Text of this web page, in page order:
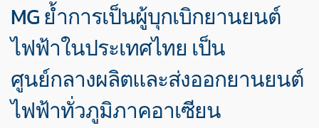
MG ย้ำการเป็นผู้บุกเบิกยานยนต์
ไฟฟ้าในประเทศไทย เป็น
ศูนย์กลางผลิตและส่งออกยานยนต์
ไฟฟ้าทั่วภูมิภาคอาเซียน